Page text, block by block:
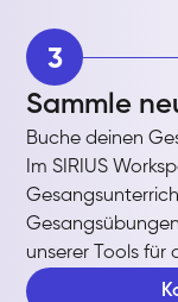
3
Sammle
Buche deinen
Im SIRIUS
unserer Tools für